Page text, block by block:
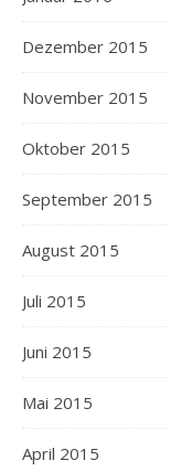
Dezember 2015
November 2015
Oktober 2015
September 2015
August 2015
Juli 2015
Juni 2015
Mai 2015
April 2015